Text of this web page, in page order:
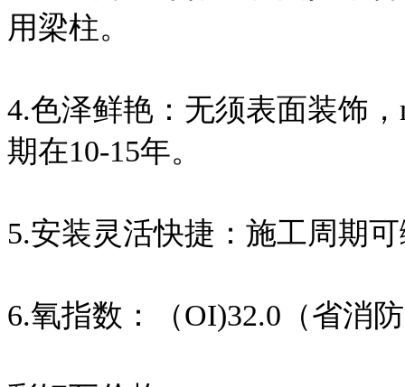
用梁柱。
4.色泽鲜艳：无须表面装饰
期在10-15年。
5.安装灵活快捷：施工周期
6.氧指数：（OI)32.0（省消